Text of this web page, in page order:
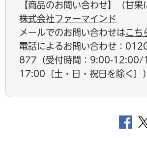
【商品のお問い合わせ】（甘果
株式会社ファーマインド
メールでのお問い合わせはこち
電話によるお問い合わせ：
877（受付時間：9:00-12:00/
17:00〔土・日・祝日を除く〕）